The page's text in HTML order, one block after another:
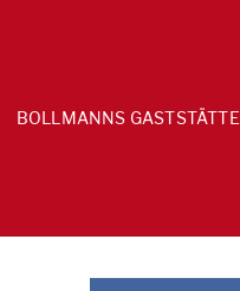
BOLLMANNS GASTSTÄTTE